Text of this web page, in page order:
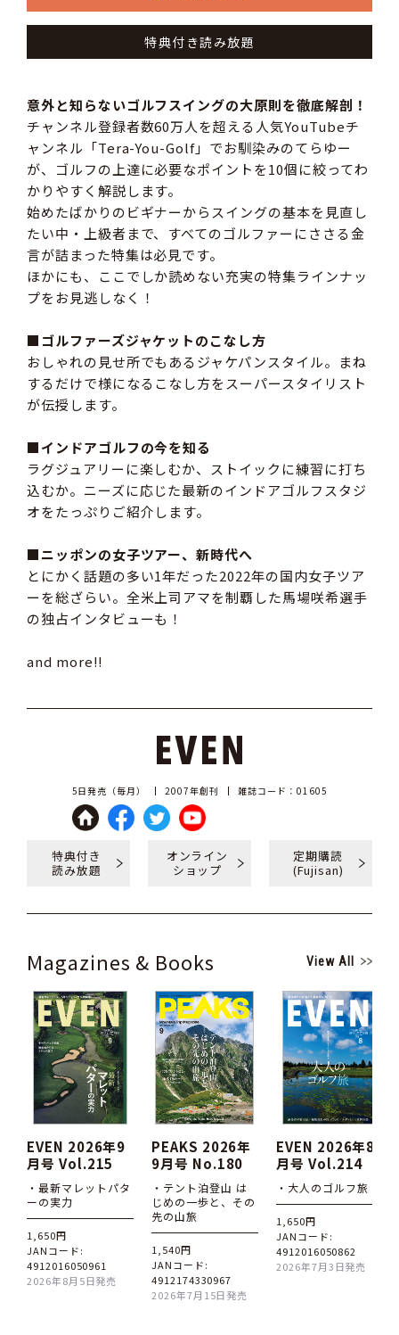
特典付き読み放題
意外と知らないゴルフスイングの大原則を徹底解剖！
チャンネル登録者数60万人を超える人気YouTubeチ
ャンネル「Tera-You-Golf」でお馴染みのてらゆー
が、ゴルフの上達に必要なポイントを10個に絞ってわ
かりやすく解説します。
始めたばかりのビギナーからスイングの基本を見直し
たい中・上級者まで、すべてのゴルファーにささる金
言が詰まった特集は必見です。
ほかにも、ここでしか読めない充実の特集ラインナッ
プをお見逃しなく！
■ゴルファーズジャケットのこなし方
おしゃれの見せ所でもあるジャケパンスタイル。まね
するだけで様になるこなし方をスーパースタイリスト
が伝授します。
■インドアゴルフの今を知る
ラグジュアリーに楽しむか、ストイックに練習に打ち
込むか。ニーズに応じた最新のインドアゴルフスタジ
オをたっぷりご紹介します。
■ニッポンの女子ツアー、新時代へ
とにかく話題の多い1年だった2022年の国内女子ツア
ーを総ざらい。全米上司アマを制覇した馬場咲希選手
の独占インタビューも！
and more!!
5日発売（毎月） 2007年創刊 雑誌コード：01605
特典付き
読み放題
オンライン
ショップ
定期購読
(Fujisan)
Magazines & Books View All
EVEN 2026年9
月号 Vol.215
・最新マレットパタ
ーの実力
1,650円
JANコード:
4912016050961
2026年8月5日発売
PEAKS 2026年
9月号 No.180
・テント泊登山 は
じめの一歩と、その
先の山旅
1,540円
JANコード:
4912174330967
2026年7月15日発売
EVEN 2026年8
月号 Vol.214
・大人のゴルフ旅
1,650円
JANコード:
4912016050862
2026年7月3日発売